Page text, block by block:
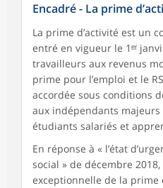
Encadré - La prime
La prime d’activité est un
entré en vigueur le 1ᵉʳ
travailleurs aux revenus
prime pour l’emploi et le
accordée sous conditions
aux indépendants majeurs
étudiants salariés et
En réponse à « l’état
social » de décembre
exceptionnelle de la prime